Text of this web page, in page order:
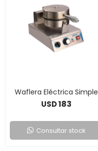
Waflera Eléctrica Simple
USD183
Consultar stock